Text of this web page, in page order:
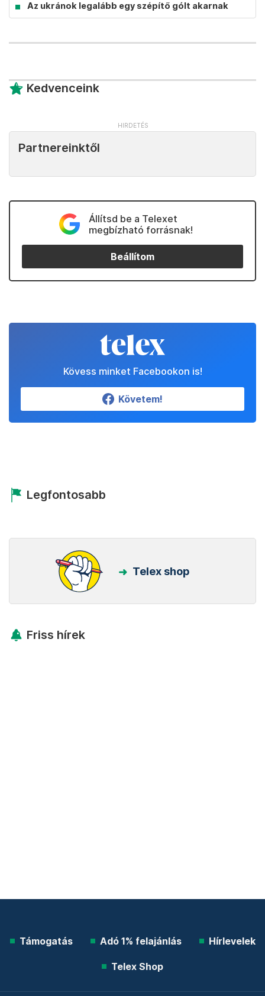
Az ukránok legalább egy szépítő gólt akarnak
Kedvenceink
Partnereinktől
Állítsd be a Telexet
megbízható forrásnak!
Beállítom
Kövess minket Facebookon is!
Követem!
Legfontosabb
Telex shop
Friss hírek
Támogatás Adó 1% felajánlás Hírlevelek
Telex Shop